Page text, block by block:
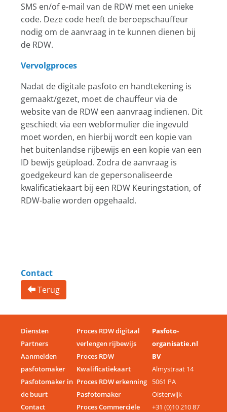
SMS en/of e-mail van de RDW met een unieke
code. Deze code heeft de beroepschauffeur
nodig om de aanvraag in te kunnen dienen bij
de RDW.
Vervolgproces
Nadat de digitale pasfoto en handtekening is
gemaakt/gezet, moet de chauffeur via de
website van de RDW een aanvraag indienen. Dit
geschiedt via een webformulier die ingevuld
moet worden, en hierbij wordt een kopie van
het buitenlandse rijbewijs en een kopie van een
ID bewijs geüpload. Zodra de aanvraag is
goedgekeurd kan de gepersonaliseerde
kwalificatiekaart bij een RDW Keuringstation, of
RDW-balie worden opgehaald.
Contact
Terug
Diensten
Partners
Aanmelden
pasfotomaker
Pasfotomaker in
de buurt
Contact
Proces RDW digitaal
verlengen rijbewijs
Proces RDW
Kwalificatiekaart
Proces RDW erkenning
Pasfotomaker
Proces Commerciële
Pasfoto-
organisatie.nl
BV
Almystraat 14
5061 PA
Oisterwijk
+31 (0)10 210 87